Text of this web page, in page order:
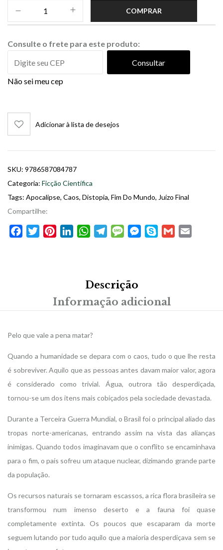
COMPRAR
Consulte o frete para este produto:
Consultar
Não sei meu cep
Adicionar à lista de desejos
SKU: 9786587084787
Categoria: Ficção Científica
Tags: Apocalipse, Caos, Distopia, Fim Do Mundo, Juízo Final
Compartilhe:
FacebookTwitterPinterestLinkedInWhatsAppTelegramMessageMessenger
Skype Gmail
Descrição
Informação adicional
Pelo que vale a pena matar?
Quando a humanidade se depara com o caos, tudo o que lhe resta
é sobreviver. Aquilo que as pessoas antes davam maior valor, agora
é considerado como trivial. Água, outrora tão desperdiçada,
tornou-se um dos itens mais cobiçados pela sociedade devastada.
Durante a Terceira Guerra Mundial, o Brasil foi o principal aliado das
tropas norte-americanas, entrando assim na vista das alianças
inimigas. Quando todos imaginavam que o conflito se encaminhava
para o fim, o país sofreu um ataque nuclear, dizimando grande parte
da população.
Os recursos naturais se tornaram escassos, a rica flora brasileira se
transformou num imenso deserto e a fauna foi quase
completamente extinta. Os poucos que escaparam da morte
seguem lutando por tudo aquilo que a maioria desperdiçava sem se